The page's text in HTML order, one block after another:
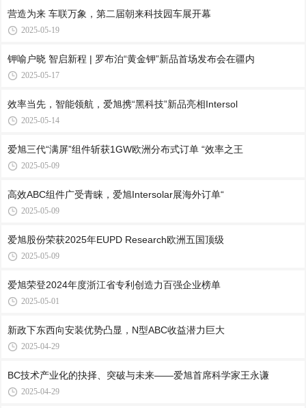
营造为来 车联万象，第二届朝来科技园车展开幕
2025-05-19
钾喻户晓 智启新程 | 罗布泊“黄金钾”新品首场发布会在疆内
2025-05-17
效率当先，智能领航，爱旭携“黑科技”新品亮相Intersol
2025-05-14
爱旭三代“满屏”组件斩获1GW欧洲分布式订单 “效率之王
2025-05-09
高效ABC组件广受青睐，爱旭Intersolar展海外订单“
2025-05-09
爱旭股份荣获2025年EUPD Research欧洲五国顶级
2025-05-09
爱旭荣登2024年度浙江省专利创造力百强企业榜单
2025-05-01
新政下东西向安装优势凸显，N型ABC收益潜力巨大
2025-04-29
BC技术产业化的抉择、突破与未来——爱旭首席科学家王永谦
2025-04-29